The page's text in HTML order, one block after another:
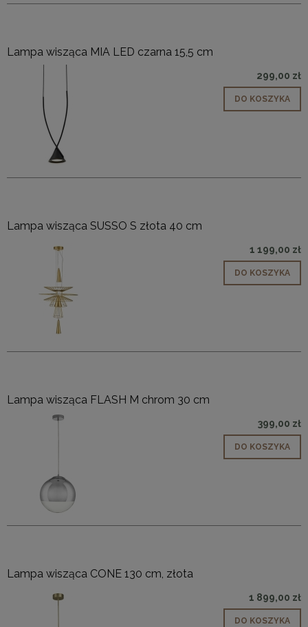
Lampa wisząca MIA LED czarna 15,5 cm
299,00 zł
DO KOSZYKA
Lampa wisząca SUSSO S złota 40 cm
1 199,00 zł
DO KOSZYKA
Lampa wisząca FLASH M chrom 30 cm
399,00 zł
DO KOSZYKA
Lampa wisząca CONE 130 cm, złota
1 899,00 zł
DO KOSZYKA